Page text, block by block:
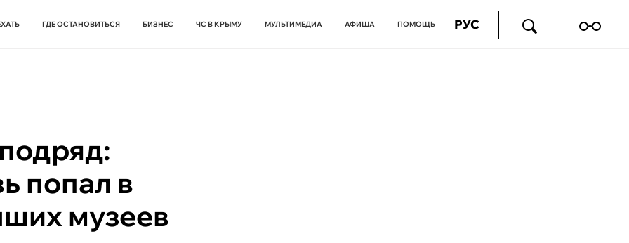
ГДЕ ОСТАНОВИТЬСЯ БИЗНЕС ЧС В КРЫМУ МУЛЬТИМЕДИА АФИША ПОМОЩЬ РУС
попал в
музеев